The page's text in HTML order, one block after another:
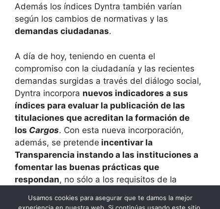
Además los índices Dyntra también varían
según los cambios de normativas y las
demandas ciudadanas.
A día de hoy, teniendo en cuenta el
compromiso con la ciudadanía y las recientes
demandas surgidas a través del diálogo social,
Dyntra incorpora nuevos indicadores a sus
índices para evaluar la publicación de las
titulaciones que acreditan la formación de
los Cargos. Con esta nueva incorporación,
además, se pretende incentivar la
Transparencia instando a las instituciones a
fomentar las buenas prácticas que
respondan, no sólo a los requisitos de la
demandas sociales
que exigen cada vez más
Usamos cookies para asegurar que te damos la mejor